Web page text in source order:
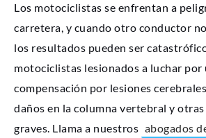
Los motociclistas se enfrentan a
carretera, y cuando otro conductor
los resultados pueden ser
motociclistas lesionados a luchar por
compensación por lesiones
daños en la columna vertebral y otras
graves. Llama a nuestros abogados